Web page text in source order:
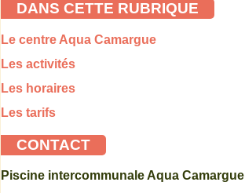
DANS CETTE RUBRIQUE
Le centre Aqua Camargue
Les activités
Les horaires
Les tarifs
CONTACT
Piscine intercommunale Aqua Camargue